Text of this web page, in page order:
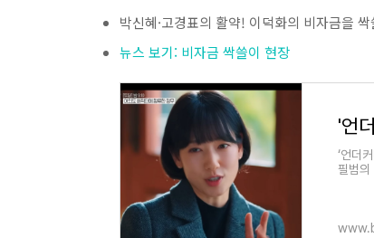
박신혜·고경표의 활약! 이덕화의 비자금을
뉴스 보기: 비자금 싹쓸이 현장
‘언더
필범